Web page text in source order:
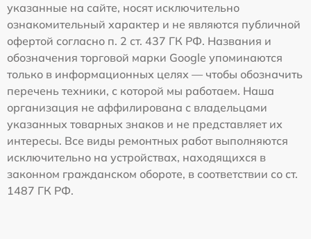
указанные на сайте, носят исключительно
ознакомительный характер и не являются публичной
офертой согласно п. 2 ст. 437 ГК РФ. Названия и
обозначения торговой марки Google упоминаются
только в информационных целях — чтобы обозначить
перечень техники, с которой мы работаем. Наша
организация не аффилирована с владельцами
указанных товарных знаков и не представляет их
интересы. Все виды ремонтных работ выполняются
исключительно на устройствах, находящихся в
законном гражданском обороте, в соответствии со ст.
1487 ГК РФ.